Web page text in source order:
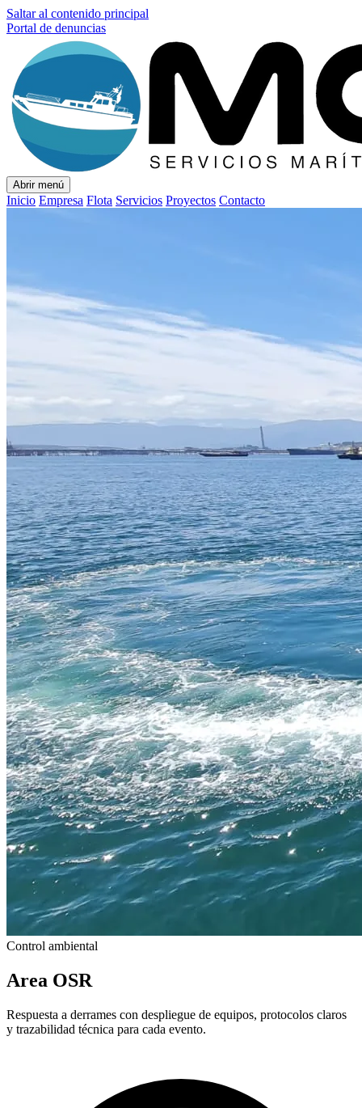
Saltar al contenido principal
Portal de denuncias
Abrir menú
Inicio Empresa Flota Servicios Proyectos Contacto
Control ambiental
Area OSR
Respuesta a derrames con despliegue de equipos, protocolos claros
y trazabilidad técnica para cada evento.